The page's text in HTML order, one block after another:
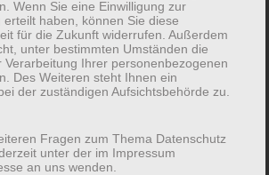
in Horneburg und
Apensen
Wenn Sie eine Einwilligung zur
haben, können Sie diese
für die Zukunft widerrufen. Außerdem
unter bestimmten Umständen die
Verarbeitung Ihrer personenbezogenen
Des Weiteren steht Ihnen ein
der zuständigen Aufsichtsbehörde zu.
Fragen zum Thema Datenschutz
unter der im Impressum
an uns wenden.